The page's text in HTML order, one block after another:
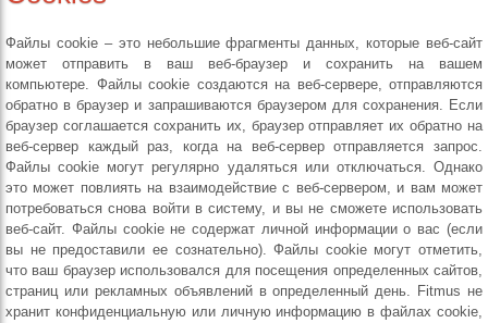
Файлы cookie – это небольшие фрагменты данных, которые веб-сайт
может отправить в ваш веб-браузер и сохранить на вашем
компьютере. Файлы cookie создаются на веб-сервере, отправляются
обратно в браузер и запрашиваются браузером для сохранения. Если
браузер соглашается сохранить их, браузер отправляет их обратно на
веб-сервер каждый раз, когда на веб-сервер отправляется запрос.
Файлы cookie могут регулярно удаляться или отключаться. Однако
это может повлиять на взаимодействие с веб-сервером, и вам может
потребоваться снова войти в систему, и вы не сможете использовать
веб-сайт. Файлы cookie не содержат личной информации о вас (если
вы не предоставили ее сознательно). Файлы cookie могут отметить,
что ваш браузер использовался для посещения определенных сайтов,
страниц или рекламных объявлений в определенный день. Fitmus не
хранит конфиденциальную или личную информацию в файлах cookie,